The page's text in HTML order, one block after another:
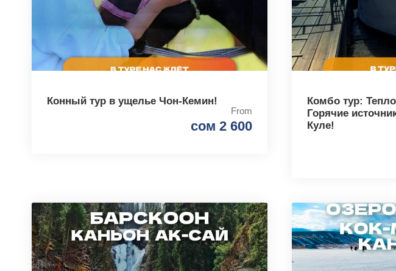
Конный тур в ущелье Чон-Кемин!
From
сом 2 600
Комбо тур:
Горячие
Куле!